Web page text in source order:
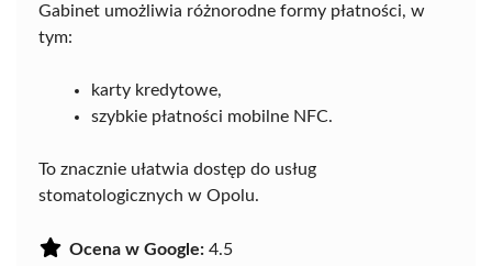
Gabinet umożliwia różnorodne formy płatności, w
tym:
karty kredytowe,
szybkie płatności mobilne NFC.
To znacznie ułatwia dostęp do usług
stomatologicznych w Opolu.
Ocena w Google: 4.5